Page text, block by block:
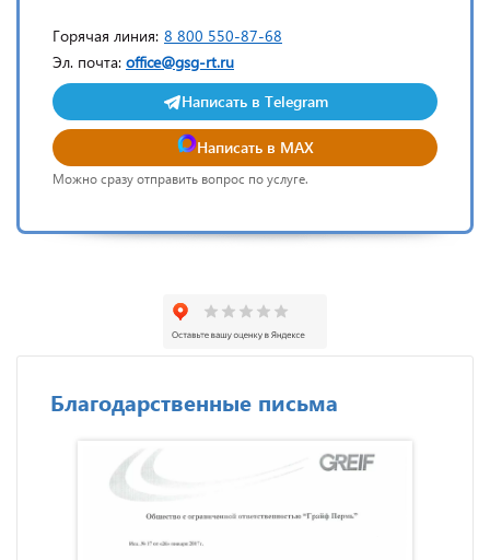
Горячая линия: 8 800 550-87-68
Эл. почта: office@gsg-rt.ru
Написать в Telegram
Написать в MAX
Можно сразу отправить вопрос по услуге.
Благодарственные письма